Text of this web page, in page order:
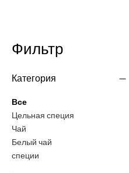
Фильтр
Категория
Все
Цельная специя
Чай
Белый чай
специи